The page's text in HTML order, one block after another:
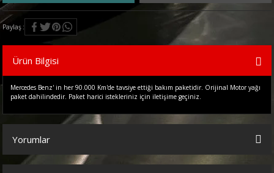
Paylaş
Ürün Bilgisi
Mercedes Benz' in her 90.000 Km'de tavsiye ettiği bakım paketidir. Orijinal Motor yağı
paket dahilindedir. Paket harici istekleriniz için iletişime geçiniz.
Yorumlar